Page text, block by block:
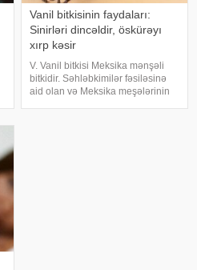
Vanil bitkisinin faydaları:
Sinirləri dincəldir, öskürəyı
xırp kəsir
V. Vanil bitkisi Meksika mənşəli
bitkidir. Səhləbkimilər fəsiləsinə
aid olan və Meksika meşələrinin